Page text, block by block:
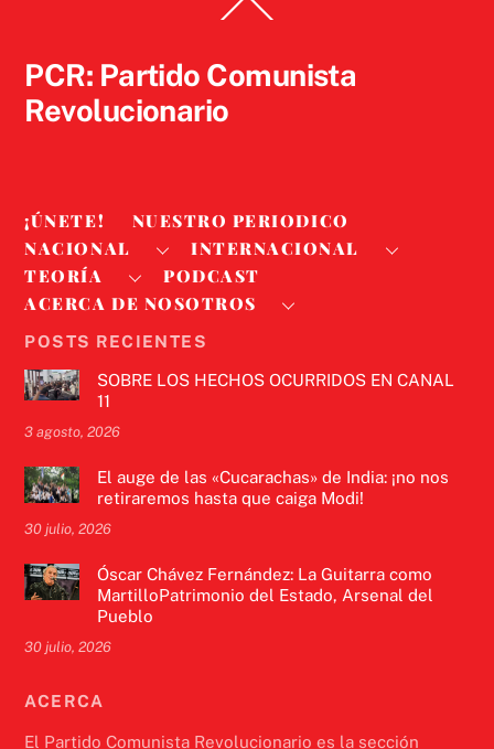
To
PCR: Partido Comunista
Revolucionario
¡ÚNETE!
NUESTRO PERIODICO
NACIONAL
INTERNACIONAL
TEORÍA
PODCAST
ACERCA DE NOSOTROS
POSTS RECIENTES
SOBRE LOS HECHOS OCURRIDOS EN CANAL
11
3 agosto, 2026
El auge de las «Cucarachas» de India: ¡no nos
retiraremos hasta que caiga Modi!
30 julio, 2026
Óscar Chávez Fernández: La Guitarra como
MartilloPatrimonio del Estado, Arsenal del
Pueblo
30 julio, 2026
ACERCA
El Partido Comunista Revolucionario es la sección